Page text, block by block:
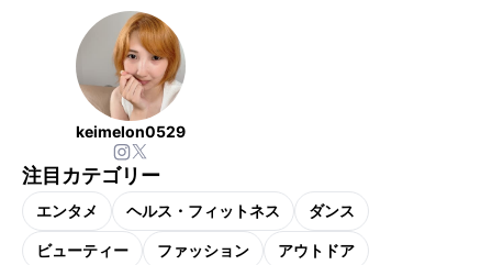
keimelon0529
注目カテゴリー
エンタメ ヘルス・フィットネス ダンス
ビューティー ファッション アウトドア